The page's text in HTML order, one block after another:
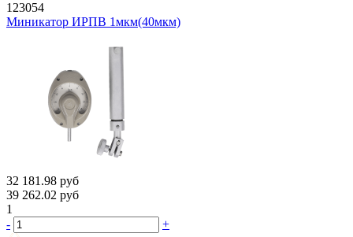
123054
Миникатор ИРПВ 1мкм(40мкм)
32 181.98 руб
39 262.02 руб
1
-
+